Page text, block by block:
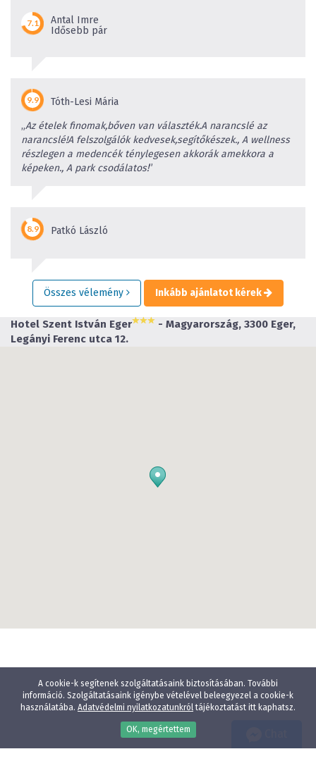
A cookie-k segítenek szolgáltatásaink biztosításában. További
információ. Szolgáltatásaink igénybe vételével beleegyezel a cookie-k
használatába. Adatvédelmi nyilatkozatunkróltájékoztatást itt kaphatsz.
OK, megértettem
Antal Imre
Idősebb pár
Tóth-Lesi Mária
„Az ételek finomak,bőven van választék.A narancslé az
narancslé!A felszolgálók kedvesek,segítőkészek., A wellness
részlegen a medencék ténylegesen akkorák amekkora a
képeken., A park csodálatos!”
Patkó László
Összes vélemény Inkább ajánlatot kérek
Hotel Szent István Eger
- Magyarország, 3300 Eger,
Legányi Ferenc utca 12.